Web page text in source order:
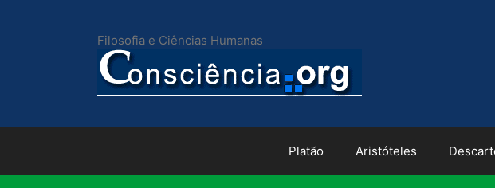
Filosofia e Ciências Humanas
Platão Aristóteles